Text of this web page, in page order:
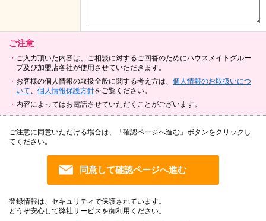
ご注意
ご入力頂いた内容は、ご相談に対するご回答のためにハウスメイトグルー
プ及び加盟店各社が使用させていただきます。
お客様の個人情報の取扱全般に関する考え方は、 個人情報のお取扱いにつ
いて
個人情報保護方針をご覧ください。
内容によってはお電話させていただくことがございます。
ご注意に同意いただける場合は、「確認ページへ進む」ボタンをクリックし
てください。
登録情報は、セキュリティで保護されています。
どうぞ安心して弊社サービスを御利用ください。